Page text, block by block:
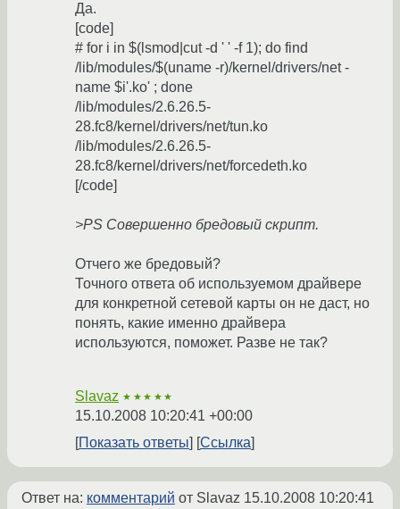
Да.
[code]
# for i in $(lsmod|cut -d ' ' -f 1); do find
/lib/modules/$(uname -r)/kernel/drivers/net -
name $i'.ko' ; done
/lib/modules/2.6.26.5-
28.fc8/kernel/drivers/net/tun.ko
/lib/modules/2.6.26.5-
28.fc8/kernel/drivers/net/forcedeth.ko
[/code]
>PS Совершенно бредовый скрипт.
Отчего же бредовый?
Точного ответа об используемом драйвере
для конкретной сетевой карты он не даст, но
понять, какие именно драйвера
используются, поможет. Разве не так?
Slavaz ★★★★★
15.10.2008 10:20:41 +00:00
Показать ответы
Ссылка
Ответ на: комментарий от Slavaz 15.10.2008 10:20:41